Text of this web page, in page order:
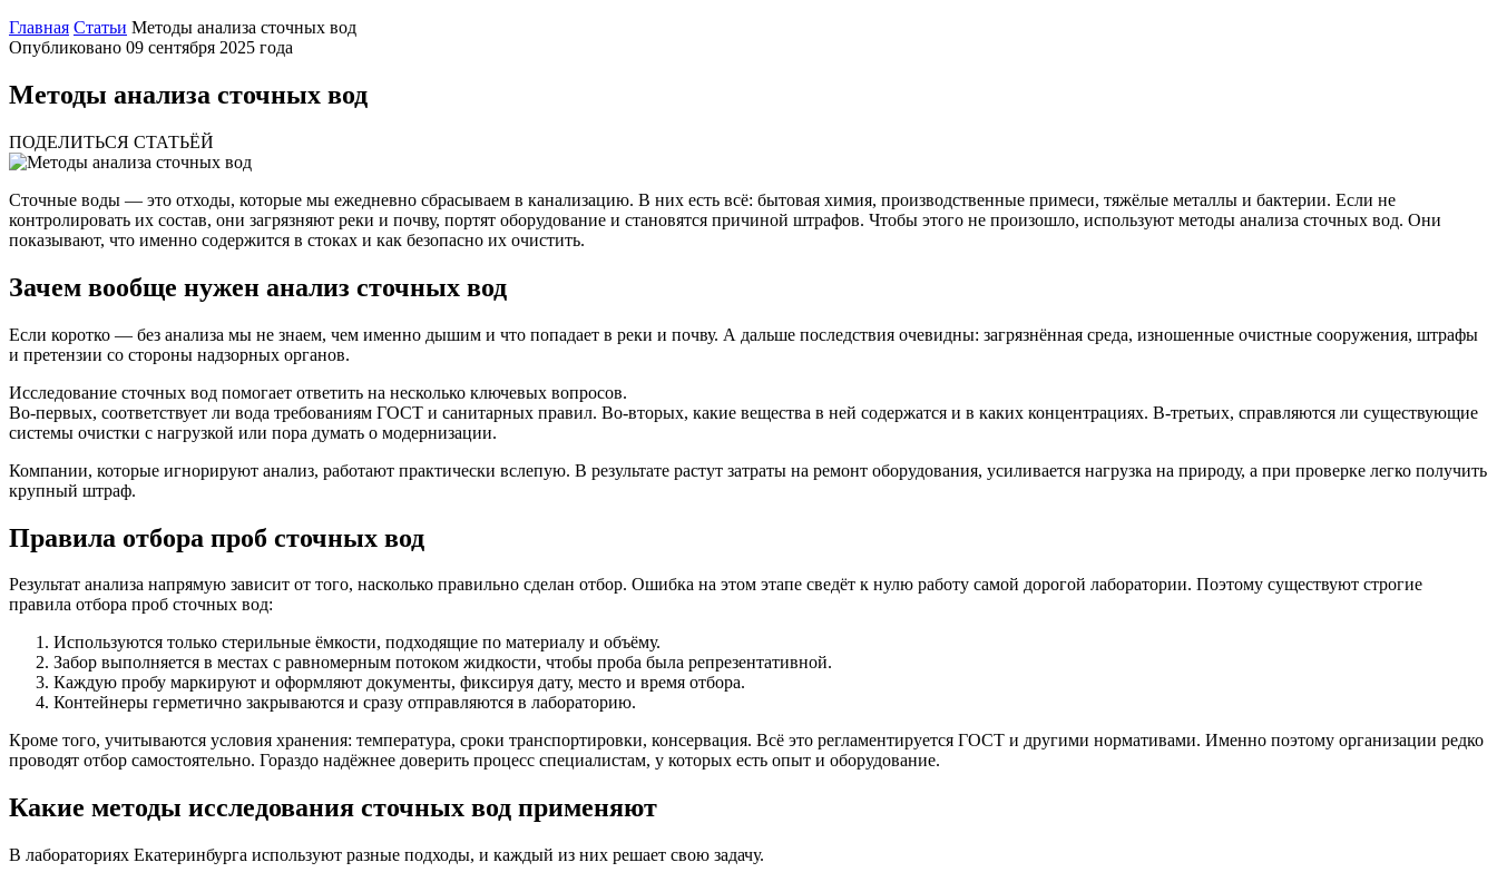
Главная Статьи Методы анализа сточных вод
Опубликовано 09 сентября 2025 года
Методы анализа сточных вод
ПОДЕЛИТЬСЯ СТАТЬЁЙ
Сточные воды — это отходы, которые мы ежедневно сбрасываем в канализацию. В них есть всё: бытовая химия, производственные примеси, тяжёлые металлы и бактерии. Если не
контролировать их состав, они загрязняют реки и почву, портят оборудование и становятся причиной штрафов. Чтобы этого не произошло, используют методы анализа сточных вод. Они
показывают, что именно содержится в стоках и как безопасно их очистить.
Зачем вообще нужен анализ сточных вод
Если коротко — без анализа мы не знаем, чем именно дышим и что попадает в реки и почву. А дальше последствия очевидны: загрязнённая среда, изношенные очистные сооружения, штрафы
и претензии со стороны надзорных органов.
Исследование сточных вод помогает ответить на несколько ключевых вопросов.
Во-первых, соответствует ли вода требованиям ГОСТ и санитарных правил. Во-вторых, какие вещества в ней содержатся и в каких концентрациях. В-третьих, справляются ли существующие
системы очистки с нагрузкой или пора думать о модернизации.
Компании, которые игнорируют анализ, работают практически вслепую. В результате растут затраты на ремонт оборудования, усиливается нагрузка на природу, а при проверке легко получить
крупный штраф.
Правила отбора проб сточных вод
Результат анализа напрямую зависит от того, насколько правильно сделан отбор. Ошибка на этом этапе сведёт к нулю работу самой дорогой лаборатории. Поэтому существуют строгие
правила отбора проб сточных вод:
Используются только стерильные ёмкости, подходящие по материалу и объёму.
Забор выполняется в местах с равномерным потоком жидкости, чтобы проба была репрезентативной.
Каждую пробу маркируют и оформляют документы, фиксируя дату, место и время отбора.
Контейнеры герметично закрываются и сразу отправляются в лабораторию.
Кроме того, учитываются условия хранения: температура, сроки транспортировки, консервация. Всё это регламентируется ГОСТ и другими нормативами. Именно поэтому организации редко
проводят отбор самостоятельно. Гораздо надёжнее доверить процесс специалистам, у которых есть опыт и оборудование.
Какие методы исследования сточных вод применяют
В лабораториях Екатеринбурга используют разные подходы, и каждый из них решает свою задачу.